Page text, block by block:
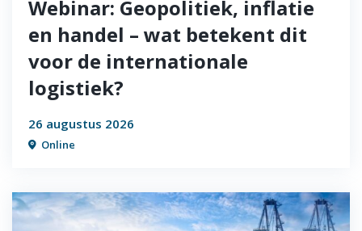
Webinar: Geopolitiek, inflatie
en handel – wat betekent dit
voor de internationale
logistiek?
26 augustus 2026
Online